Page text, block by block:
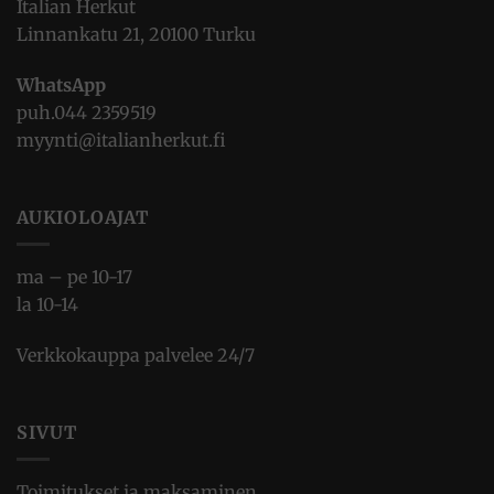
Italian Herkut
Linnankatu 21, 20100 Turku
WhatsApp
puh.044 2359519
myynti@italianherkut.fi
AUKIOLOAJAT
ma – pe 10-17
la 10-14
Verkkokauppa palvelee 24/7
SIVUT